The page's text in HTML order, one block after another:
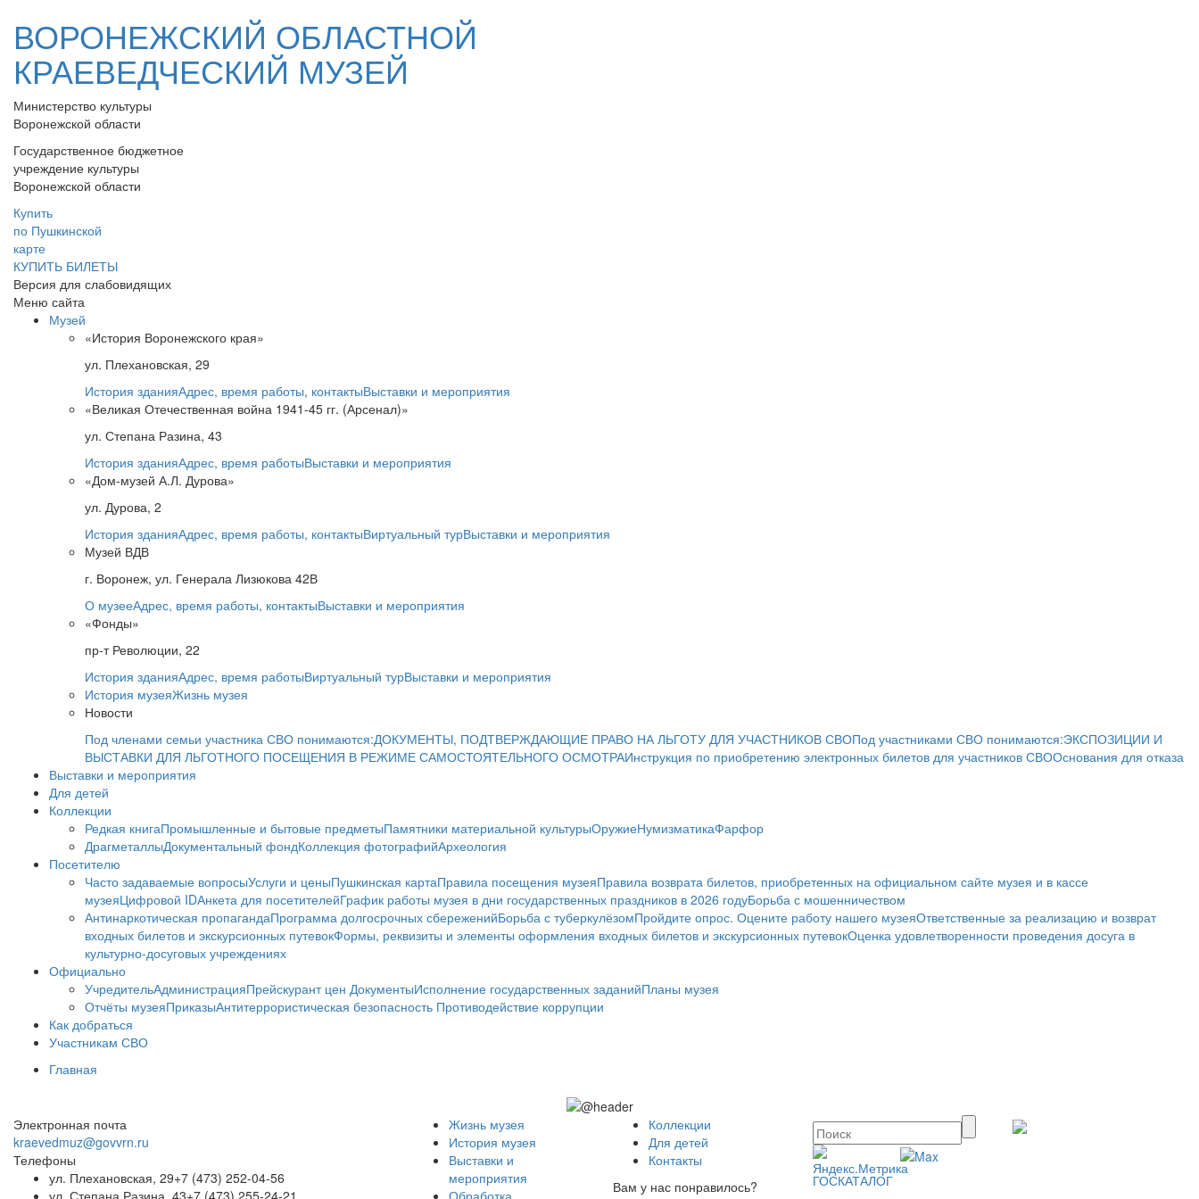
ВОРОНЕЖСКИЙ ОБЛАСТНОЙ
КРАЕВЕДЧЕСКИЙ МУЗЕЙ
Министерство культуры
Воронежской области
Государственное бюджетное
учреждение культуры
Воронежской области
Купить
по Пушкинской
карте
КУПИТЬ БИЛЕТЫ
Версия для слабовидящих
Меню сайта
Музей
«История Воронежского края»
ул. Плехановская, 29
История зданияАдрес, время работы, контактыВыставки и мероприятия
«Великая Отечественная война 1941-45 гг. (Арсенал)»
ул. Степана Разина, 43
История зданияАдрес, время работыВыставки и мероприятия
«Дом-музей А.Л. Дурова»
ул. Дурова, 2
История зданияАдрес, время работы, контактыВиртуальный турВыставки и мероприятия
Музей ВДВ
г. Воронеж, ул. Генерала Лизюкова 42В
О музееАдрес, время работы, контактыВыставки и мероприятия
«Фонды»
пр-т Революции, 22
История зданияАдрес, время работыВиртуальный турВыставки и мероприятия
История музеяЖизнь музея
Новости
Под членами семьи участника СВО понимаются:ДОКУМЕНТЫ, ПОДТВЕРЖДАЮЩИЕ ПРАВО НА ЛЬГОТУ ДЛЯ УЧАСТНИКОВ СВОПод участниками СВО понимаются:ЭКСПОЗИЦИИ И
ВЫСТАВКИ ДЛЯ ЛЬГОТНОГО ПОСЕЩЕНИЯ В РЕЖИМЕ САМОСТОЯТЕЛЬНОГО ОСМОТРАИнструкция по приобретению электронных билетов для участников СВООснования для отказа
Выставки и мероприятия
Для детей
Коллекции
Редкая книгаПромышленные и бытовые предметыПамятники материальной культурыОружиеНумизматикаФарфор
ДрагметаллыДокументальный фондКоллекция фотографийАрхеология
Посетителю
Часто задаваемые вопросыУслуги и ценыПушкинская картаПравила посещения музеяПравила возврата билетов, приобретенных на официальном сайте музея и в кассе
музеяЦифровой IDАнкета для посетителейГрафик работы музея в дни государственных праздников в 2026 годуБорьба с мошенничеством
Антинаркотическая пропагандаПрограмма долгосрочных сбереженийБорьба с туберкулёзомПройдите опрос. Оцените работу нашего музеяОтветственные за реализацию и возврат
входных билетов и экскурсионных путевокФормы, реквизиты и элементы оформления входных билетов и экскурсионных путевокОценка удовлетворенности проведения досуга в
культурно-досуговых учреждениях
Официально
УчредительАдминистрацияПрейскурант цен ДокументыИсполнение государственных заданийПланы музея
Отчёты музеяПриказыАнтитеррористическая безопасность Противодействие коррупции
Как добраться
Участникам СВО
Главная
Электронная почта
kraevedmuz@govvrn.ru
Телефоны
ул. Плехановская, 29+7 (473) 252-04-56
Жизнь музея
История музея
Выставки и
мероприятия
Коллекции
Для детей
Контакты
Вам у нас понравилось?
ГОСКАТАЛОГ